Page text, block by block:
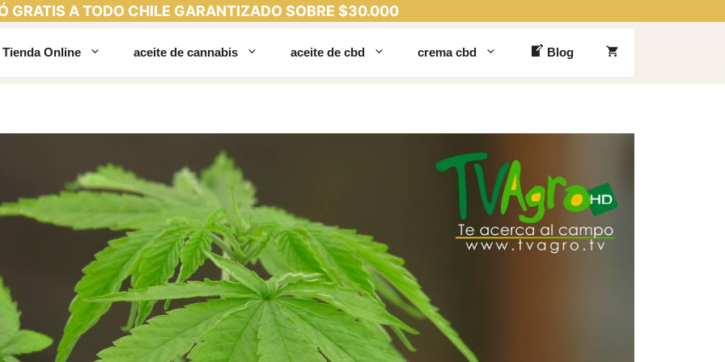
GRATIS A TODO CHILE GARANTIZADO SOBRE $30.000
Tienda Online aceite de cannabis aceite de cbd crema cbd Blog